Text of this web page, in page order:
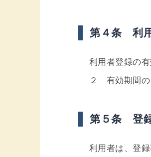
第４条 利
利用者登録の
２ 有効期間の
第５条 登
利用者は、登